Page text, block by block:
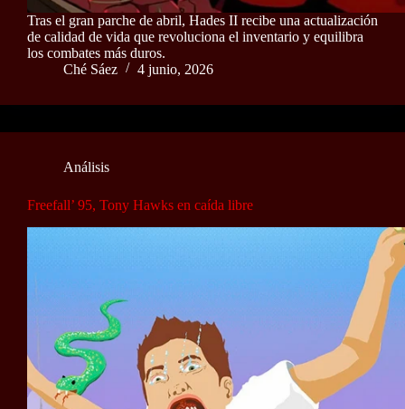
Tras el gran parche de abril, Hades II recibe una actualización
de calidad de vida que revoluciona el inventario y equilibra
los combates más duros.
Ché Sáez
4 junio, 2026
Análisis
Freefall’ 95, Tony Hawks en caída libre